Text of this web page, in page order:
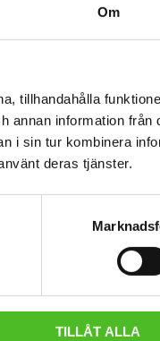
Om
tillhandahålla
annan information från
i sin tur kombinera
deras tjänster.
TILLÅT ALLA
Lägg till i